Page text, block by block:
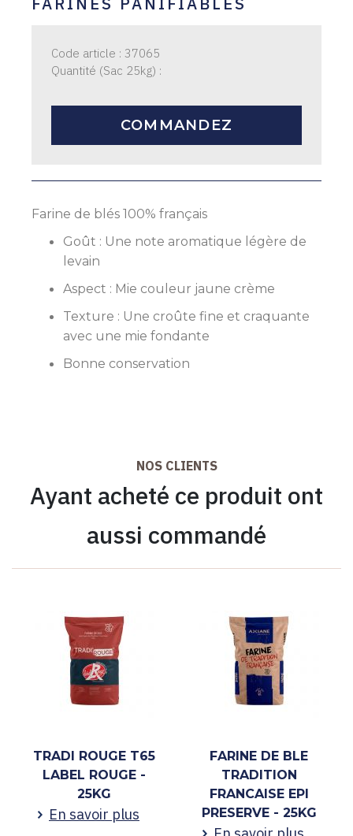
Code article : 37065
Quantité (Sac 25kg) :
COMMANDEZ
Farine de blés 100% français
Goût : Une note aromatique légère de
levain
Aspect : Mie couleur jaune crème
Texture : Une croûte fine et craquante
avec une mie fondante
Bonne conservation
NOS CLIENTS
Ayant acheté ce produit ont
aussi commandé
TRADI ROUGE T65
LABEL ROUGE -
25KG
En savoir plus
FARINE DE BLE
TRADITION
FRANCAISE EPI
PRESERVE - 25KG